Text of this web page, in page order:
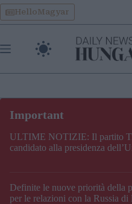
Skip
to
content
HelloMagyar
ULTIME NOTIZIE: Il partito
candidato alla presidenza
Definite le nuove priorità della
per le relazioni con la Russia